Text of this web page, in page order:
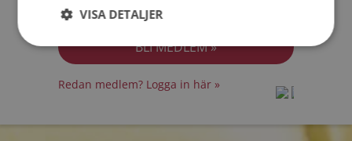
Jag accepterarPersonuppgiftspolicyn
Redan medlem? Logga in här »
VISA DETALJER